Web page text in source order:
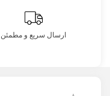
ارسال سریع و مطمئن